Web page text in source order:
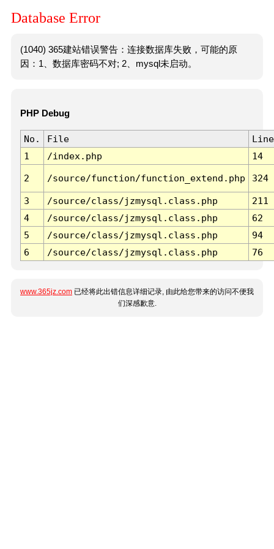
Database Error
(1040) 365建站错误警告：连接数据库失败，可能的原
因：1、数据库密码不对; 2、mysql未启动。
PHP Debug
No. File
Line
1
/index.php 14
2 /source/function/function_extend.php 324
3 /source/class/jzmysql.class.php
211
4
/source/class/jzmysql.class.php
62
5
/source/class/jzmysql.class.php
94
6
/source/class/jzmysql.class.php 76
www.365jz.com 已经将此出错信息详细记录, 由此给您带来的访问不便我
们深感歉意.